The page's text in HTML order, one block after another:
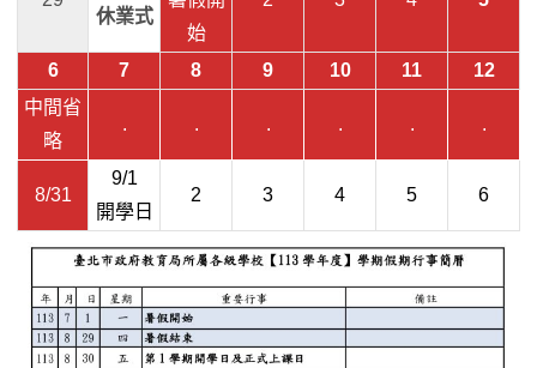
休業式
始
6 7 8 9 10 11
12
中間省
略
. . . . . .
8/31
9/1
開學日
2 3 4 5 6